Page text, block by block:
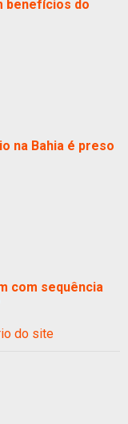
benefícios do
na Bahia é preso
com sequência
do site